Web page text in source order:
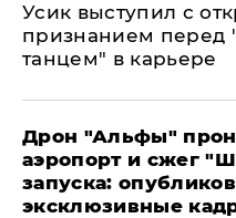
Усик выступил с
признанием перед
танцем" в карьере
Дрон "Альфы"
аэропорт и сжег
запуска:
эксклюзивные